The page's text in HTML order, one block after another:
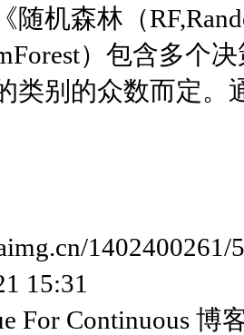
随机森林（
）包含多
类别的众数而定。
15:31
For Continuous 博